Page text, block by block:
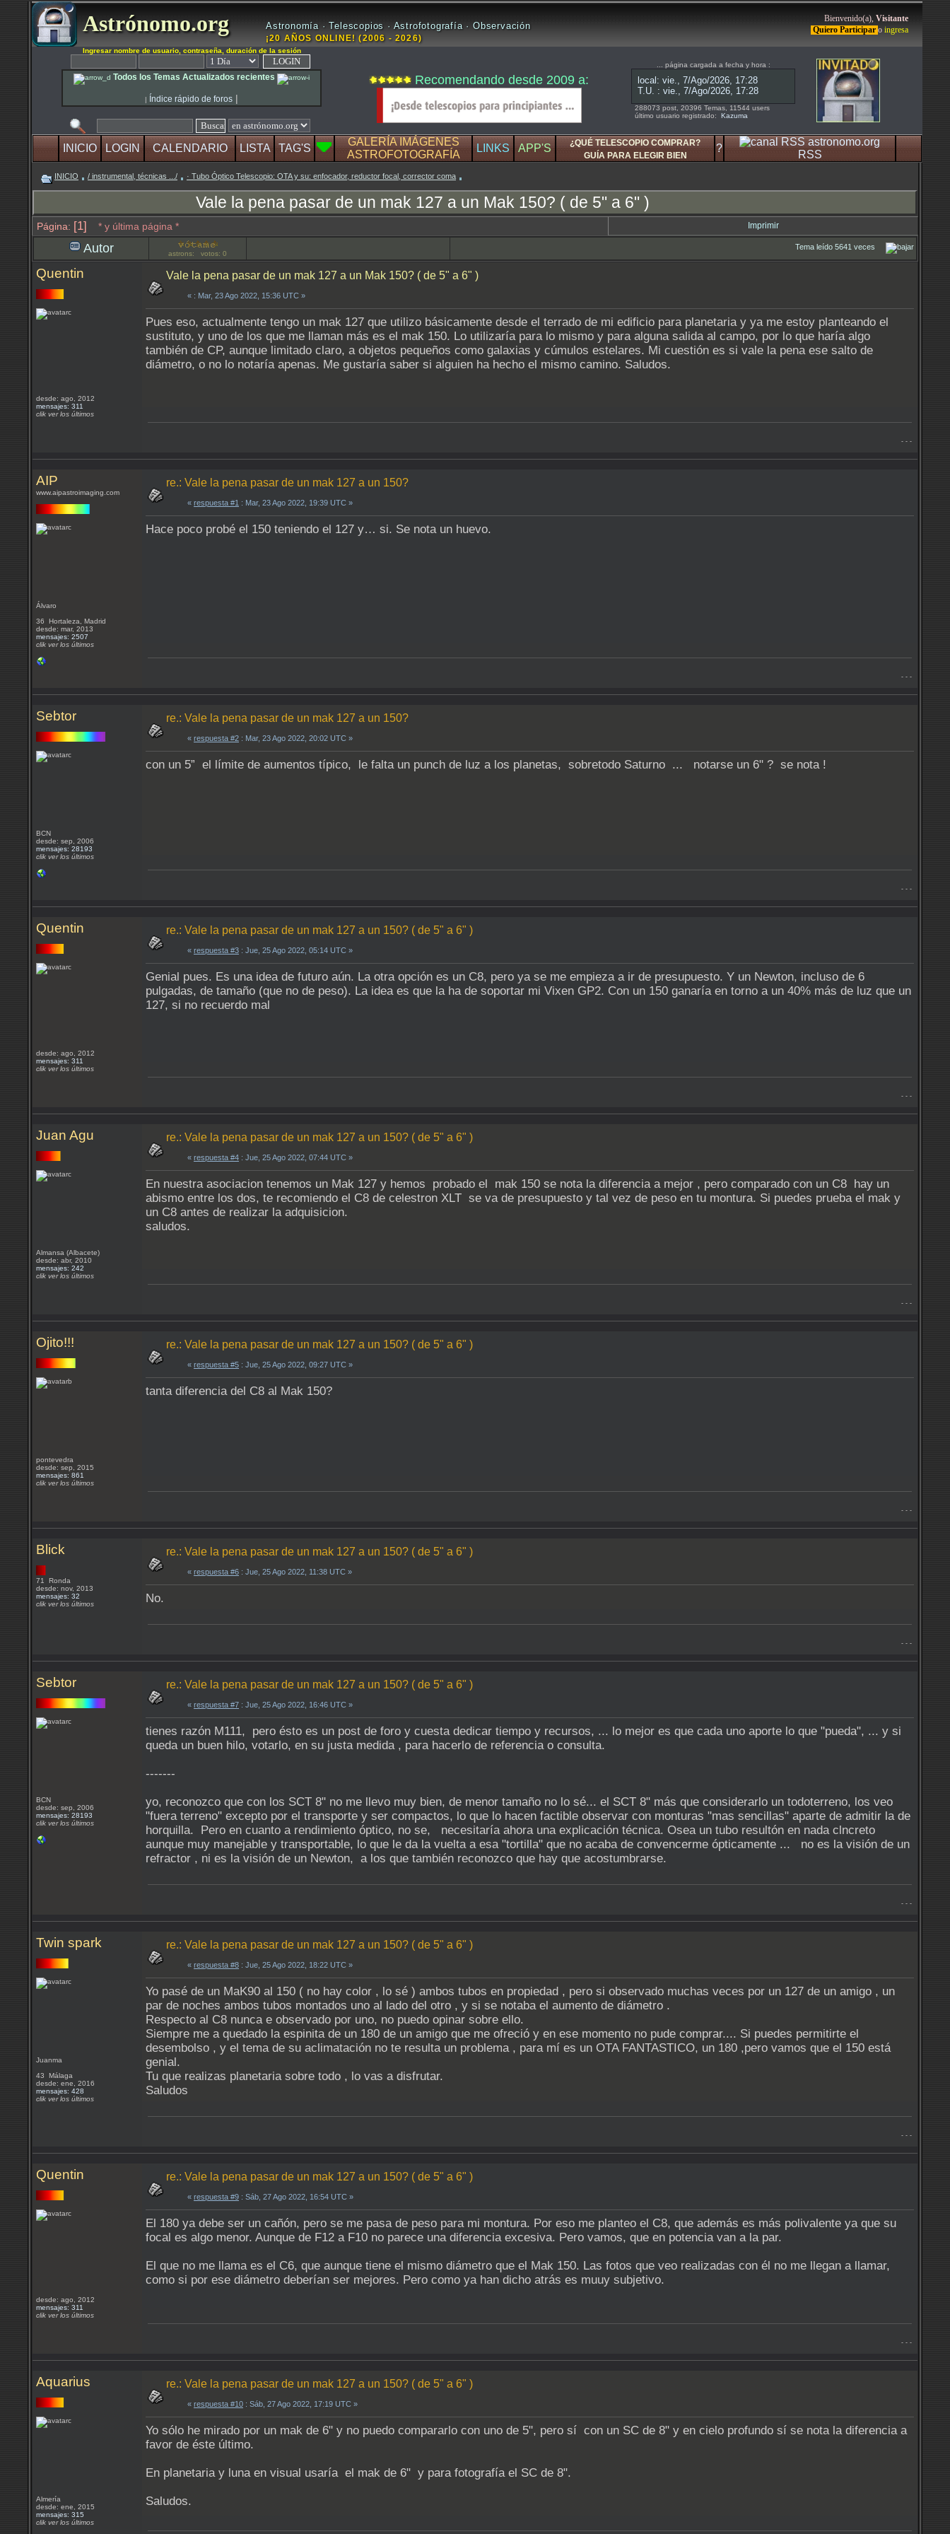
Astrónomo.org Astronomía · Telescopios · Astrofotografía · Observación
¡20 AÑOS ONLINE! (2006 - 2026)
Bienvenido(a), Visitante
Quiero Participar o ingresa
Ingresar nombre de usuario, contraseña, duración de la sesión
Todos los Temas Actualizados recientes
| Índice rápido de foros |
Recomendando desde 2009 a:
... página cargada a fecha y hora :
288073 post, 20396 Temas, 11544 users
último usuario registrado: Kazuma
INICIO LOGIN CALENDARIO LISTA TAG'S
GALERÍA IMÁGENES
ASTROFOTOGRAFÍA
LINKS APP'S
¿QUÉ TELESCOPIO COMPRAR?
GUÍA PARA ELEGIR BIEN
?
RSS
INICIO / instrumental, técnicas .../ · Tubo Óptico Telescopio: OTA y su: enfocador, reductor focal, corrector coma
Vale la pena pasar de un mak 127 a un Mak 150? ( de 5" a 6" )
Página: [1] * y última página * Imprimir
Autor astrons: votos: 0
Tema leído 5641 veces
Quentin
desde: ago, 2012
mensajes: 311
clik ver los últimos
Vale la pena pasar de un mak 127 a un Mak 150? ( de 5" a 6" )
« : Mar, 23 Ago 2022, 15:36 UTC »
Pues eso, actualmente tengo un mak 127 que utilizo básicamente desde el terrado de mi edificio para planetaria y ya me estoy planteando el
sustituto, y uno de los que me llaman más es el mak 150. Lo utilizaría para lo mismo y para alguna salida al campo, por lo que haría algo
también de CP, aunque limitado claro, a objetos pequeños como galaxias y cúmulos estelares. Mi cuestión es si vale la pena ese salto de
diámetro, o no lo notaría apenas. Me gustaría saber si alguien ha hecho el mismo camino. Saludos.
- - -
AIP
www.aipastroimaging.com
Álvaro
36 Hortaleza, Madrid
desde: mar, 2013
mensajes: 2507
clik ver los últimos
re.: Vale la pena pasar de un mak 127 a un 150?
« respuesta #1 : Mar, 23 Ago 2022, 19:39 UTC »
Hace poco probé el 150 teniendo el 127 y… si. Se nota un huevo.
- - -
Sebtor
BCN
desde: sep, 2006
mensajes: 28193
clik ver los últimos
re.: Vale la pena pasar de un mak 127 a un 150?
« respuesta #2 : Mar, 23 Ago 2022, 20:02 UTC »
con un 5” el límite de aumentos típico, le falta un punch de luz a los planetas, sobretodo Saturno ... notarse un 6" ? se nota !
- - -
Quentin
desde: ago, 2012
mensajes: 311
clik ver los últimos
re.: Vale la pena pasar de un mak 127 a un 150? ( de 5" a 6" )
« respuesta #3 : Jue, 25 Ago 2022, 05:14 UTC »
Genial pues. Es una idea de futuro aún. La otra opción es un C8, pero ya se me empieza a ir de presupuesto. Y un Newton, incluso de 6
pulgadas, de tamaño (que no de peso). La idea es que la ha de soportar mi Vixen GP2. Con un 150 ganaría en torno a un 40% más de luz que un
127, si no recuerdo mal
- - -
Juan Agu
Almansa (Albacete)
desde: abr, 2010
mensajes: 242
clik ver los últimos
re.: Vale la pena pasar de un mak 127 a un 150? ( de 5" a 6" )
« respuesta #4 : Jue, 25 Ago 2022, 07:44 UTC »
En nuestra asociacion tenemos un Mak 127 y hemos probado el mak 150 se nota la diferencia a mejor , pero comparado con un C8 hay un
abismo entre los dos, te recomiendo el C8 de celestron XLT se va de presupuesto y tal vez de peso en tu montura. Si puedes prueba el mak y
un C8 antes de realizar la adquisicion.
saludos.
- - -
Ojito!!!
pontevedra
desde: sep, 2015
mensajes: 861
clik ver los últimos
re.: Vale la pena pasar de un mak 127 a un 150? ( de 5" a 6" )
« respuesta #5 : Jue, 25 Ago 2022, 09:27 UTC »
tanta diferencia del C8 al Mak 150?
- - -
Blick
71 Ronda
desde: nov, 2013
mensajes: 32
clik ver los últimos
re.: Vale la pena pasar de un mak 127 a un 150? ( de 5" a 6" )
« respuesta #6 : Jue, 25 Ago 2022, 11:38 UTC »
No.
- - -
Sebtor
BCN
desde: sep, 2006
mensajes: 28193
clik ver los últimos
re.: Vale la pena pasar de un mak 127 a un 150? ( de 5" a 6" )
« respuesta #7 : Jue, 25 Ago 2022, 16:46 UTC »
tienes razón M111, pero ésto es un post de foro y cuesta dedicar tiempo y recursos, ... lo mejor es que cada uno aporte lo que "pueda", ... y si
queda un buen hilo, votarlo, en su justa medida , para hacerlo de referencia o consulta.
-------
yo, reconozco que con los SCT 8" no me llevo muy bien, de menor tamaño no lo sé... el SCT 8" más que considerarlo un todoterreno, los veo
"fuera terreno" excepto por el transporte y ser compactos, lo que lo hacen factible observar con monturas "mas sencillas" aparte de admitir la de
horquilla. Pero en cuanto a rendimiento óptico, no se, necesitaría ahora una explicación técnica. Osea un tubo resultón en nada clncreto
aunque muy manejable y transportable, lo que le da la vuelta a esa "tortilla" que no acaba de convencerme ópticamente ... no es la visión de un
refractor , ni es la visión de un Newton, a los que también reconozco que hay que acostumbrarse.
- - -
Twin spark
Juanma
43 Málaga
desde: ene, 2016
mensajes: 428
clik ver los últimos
re.: Vale la pena pasar de un mak 127 a un 150? ( de 5" a 6" )
« respuesta #8 : Jue, 25 Ago 2022, 18:22 UTC »
Yo pasé de un MaK90 al 150 ( no hay color , lo sé ) ambos tubos en propiedad , pero si observado muchas veces por un 127 de un amigo , un
par de noches ambos tubos montados uno al lado del otro , y si se notaba el aumento de diámetro .
Respecto al C8 nunca e observado por uno, no puedo opinar sobre ello.
Siempre me a quedado la espinita de un 180 de un amigo que me ofreció y en ese momento no pude comprar.... Si puedes permitirte el
desembolso , y el tema de su aclimatación no te resulta un problema , para mí es un OTA FANTASTICO, un 180 ,pero vamos que el 150 está
genial.
Tu que realizas planetaria sobre todo , lo vas a disfrutar.
Saludos
- - -
Quentin
desde: ago, 2012
mensajes: 311
clik ver los últimos
re.: Vale la pena pasar de un mak 127 a un 150? ( de 5" a 6" )
« respuesta #9 : Sáb, 27 Ago 2022, 16:54 UTC »
El 180 ya debe ser un cañón, pero se me pasa de peso para mi montura. Por eso me planteo el C8, que además es más polivalente ya que su
focal es algo menor. Aunque de F12 a F10 no parece una diferencia excesiva. Pero vamos, que en potencia van a la par.
El que no me llama es el C6, que aunque tiene el mismo diámetro que el Mak 150. Las fotos que veo realizadas con él no me llegan a llamar,
como si por ese diámetro deberían ser mejores. Pero como ya han dicho atrás es muuy subjetivo.
- - -
Aquarius
Almería
desde: ene, 2015
mensajes: 315
clik ver los últimos
re.: Vale la pena pasar de un mak 127 a un 150? ( de 5" a 6" )
« respuesta #10 : Sáb, 27 Ago 2022, 17:19 UTC »
Yo sólo he mirado por un mak de 6" y no puedo compararlo con uno de 5", pero sí con un SC de 8" y en cielo profundo sí se nota la diferencia a
favor de éste último.
En planetaria y luna en visual usaría el mak de 6" y para fotografía el SC de 8".
Saludos.